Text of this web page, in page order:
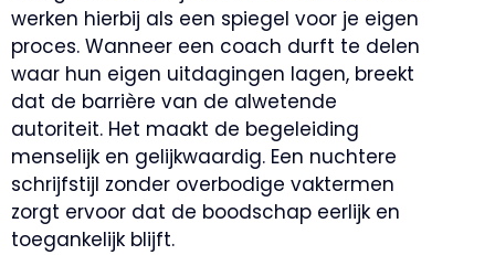
werken hierbij als een spiegel voor je eigen
proces. Wanneer een coach durft te delen
waar hun eigen uitdagingen lagen, breekt
dat de barrière van de alwetende
autoriteit. Het maakt de begeleiding
menselijk en gelijkwaardig. Een nuchtere
schrijfstijl zonder overbodige vaktermen
zorgt ervoor dat de boodschap eerlijk en
toegankelijk blijft.